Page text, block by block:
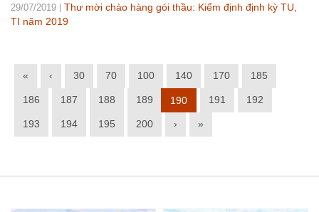
29/07/2019
Thư mời chào hàng gói thầu: Kiểm định định kỳ TU,
TI năm 2019
« ‹ 30 70 100 140 170 185
186 187 188 189 190 191 192
193 194 195 200 › »